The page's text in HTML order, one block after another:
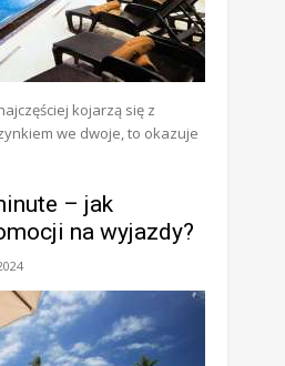
kojarzą się z
we dwoje, to okazuje
– jak
na wyjazdy?